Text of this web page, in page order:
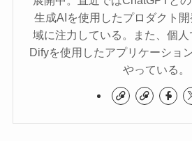
生成AIを使用したプロダクト
域に注力している。また、個
Difyを使用したアプリケーショ
やっている。​